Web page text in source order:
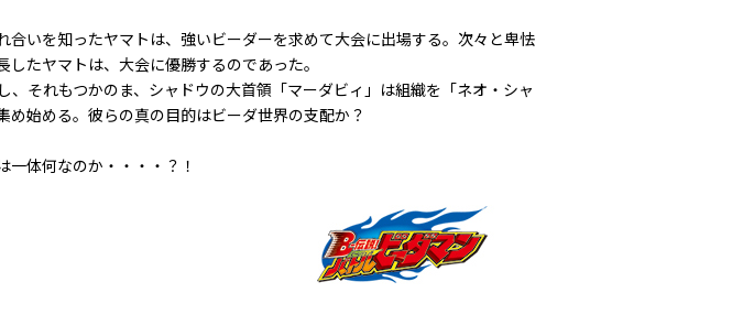
いを知ったヤマトは、強いビーダーを求めて大会に出場する。次々と卑怯
たヤマトは、大会に優勝するのであった。
それもつかのま、シャドウの大首領「マーダビィ」は組織を「ネオ・シャ
始める。彼らの真の目的はビーダ世界の支配か？
体何なのか・・・・？！